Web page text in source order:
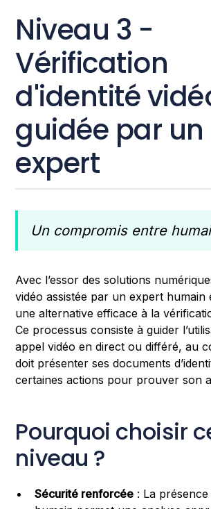
Niveau 3 -
Vérification
d'identité
guidée par un
expert
Un compromis entre
Avec l’essor des solutions
vidéo assistée par un expert humain
une alternative efficace à la
Ce processus consiste à guider
appel vidéo en direct ou différé, au
doit présenter ses documents
certaines actions pour prouver son
Pourquoi choisir
niveau ?
Sécurité renforcée : La